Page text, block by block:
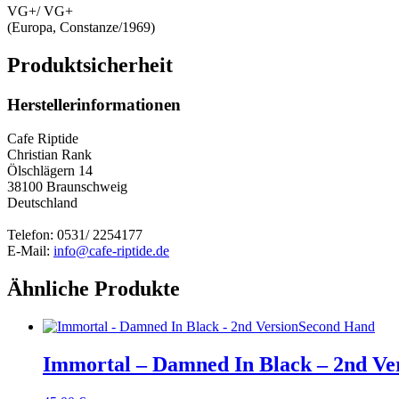
VG+/ VG+
(Europa, Constanze/1969)
Produktsicherheit
Herstellerinformationen
Cafe Riptide
Christian Rank
Ölschlägern 14
38100 Braunschweig
Deutschland
Telefon: 0531/ 2254177
E-Mail: info@cafe-riptide.de
Ähnliche Produkte
Second Hand
Immortal – Damned In Black – 2nd